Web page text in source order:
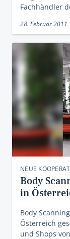
Fachhändler
28. Februar 2011
NEUE
Body
in
Body
Österreich
und Shops von